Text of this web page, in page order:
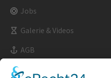
Jobs
Galerie & Videos
AGB